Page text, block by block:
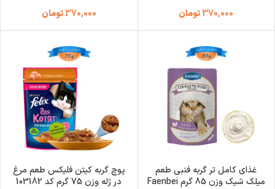
370,000تومان
370,000 تومان
غذای کامل تر گربه فنبی طعم
میلک شیک وزن 85 گرم Faenbei
پوچ گربه کیتن فلیکس طعم مرغ
در ژله وزن 75 گرم کد 103182